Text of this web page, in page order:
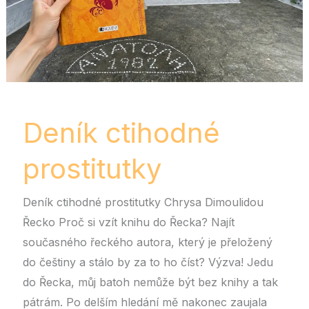
Deník ctihodné
prostitutky
Deník ctihodné prostitutky Chrysa Dimoulidou
Řecko Proč si vzít knihu do Řecka? Najít
současného řeckého autora, který je přeložený
do češtiny a stálo by za to ho číst? Výzva! Jedu
do Řecka, můj batoh nemůže být bez knihy a tak
pátrám. Po delším hledání mě nakonec zaujala